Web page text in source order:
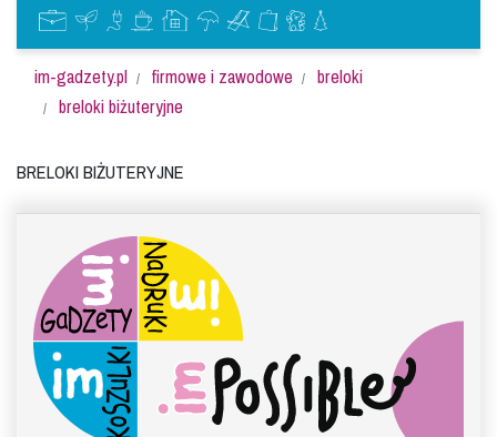
im-gadzety.pl firmowe i zawodowe
breloki
breloki biżuteryjne
Breloki biżuteryjne